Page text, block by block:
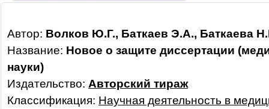
Автор: Волков Ю.Г., Баткаев Э.А., Баткаева
Название: Новое о защите диссертации
науки)
Издательство: Авторский тираж
Классификация: Научная деятельность в